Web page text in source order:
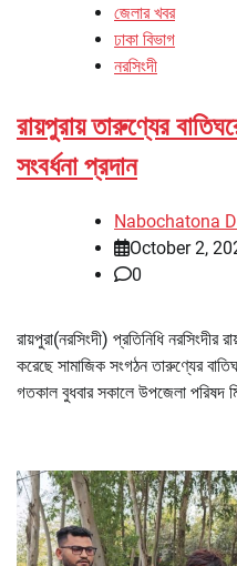
জেলার খবর
ঢাকা বিভাগ
নরসিংদী
রায়পুরায় তারুণ্যের
সংবর্ধনা প্রদান
Nabochatona
October 2,
0
রায়পুরা(নরসিংদী) প্রতিনিধি নরসিংদীর
করেছে সামাজিক সংগঠন তারুণ্যের
গতকাল বুধবার সকালে উপজেলা পরিষদ